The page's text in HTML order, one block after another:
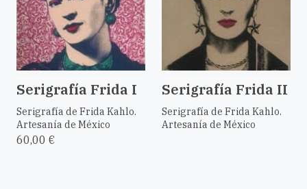
Serigrafía Frida I
Serigrafía de Frida Kahlo.
Artesanía de México
60,00 €
Serigrafía Frida II
Serigrafía de Frida Kahlo.
Artesanía de México